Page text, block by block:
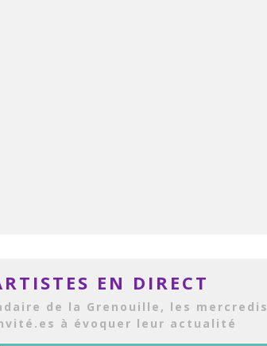
EN DIRECT
de la Grenouille, les mercredis
à évoquer leur actualité